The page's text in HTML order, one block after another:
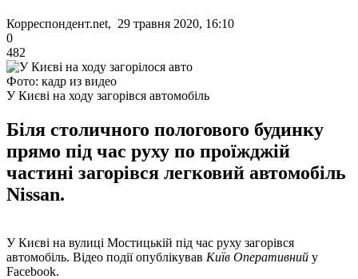
Корреспондент.net, 29 травня 2020, 16:10
0
482
Фото: кадр из видео
У Києві на ходу загорівся автомобіль
Біля столичного пологового будинку
прямо під час руху по проїжджій
частині загорівся легковий автомобіль
Nissan.
У Києві на вулиці Мостицькій під час руху загорівся
автомобіль. Відео події опублікував Київ Оперативний у
Facebook.